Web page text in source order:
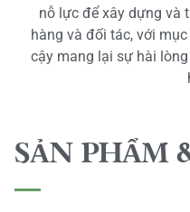
nỗ lực để xây dựng và
hàng và đối tác, với
cậy mang lại sự hài
SẢN PHẨM